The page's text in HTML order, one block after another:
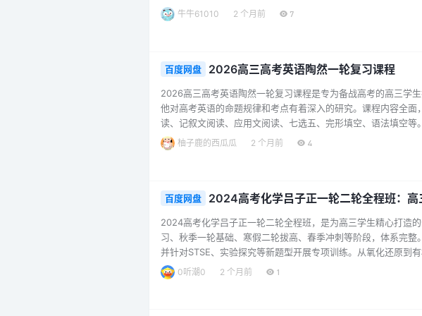
常见天气系统、海水与洋流、农业地理、工业地理学等，同样
生强化解题能力，还有2023高考真题解析，让学生熟悉高考题
牛牛61010 2 个月前 7
百度网盘 2026高三高考英语陶然一轮复习课程
2026高三高考英语陶然一轮复习课程是专为备战高考的高三学
他对高考英语的命题规律和考点有着深入的研究。课程内容全
读、记叙文阅读、应用文阅读、七选五、完形填空、语法填空
了系统的讲解。在零基础训练部分，课程从简单句的基本认知
语法知识的讲解，帮助基础薄弱的学生夯实基础。对于各类阅
柚子鹿的西瓜瓜 2 个月前 4
百度网盘 2024高考化学吕子正一轮二轮全程班：
2024高考化学吕子正一轮二轮全程班，是为高三学生精心打造
习、秋季一轮基础、寒假二轮拔高、春季冲刺等阶段，体系完
并针对STSE、实验探究等新题型开展专项训练。从氧化还原到
快速掌握高考化学核心考点。无论是基础薄弱想要巩固知识的
子正老师凭借丰富的教学经验，以清晰易懂的讲解方式，帮助
0听潮0 2 个月前 1